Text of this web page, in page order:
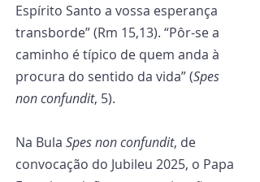
Espírito Santo a vossa esperança
transborde” (Rm 15,13). “Pôr-se a
caminho é típico de quem anda à
procura do sentido da vida” (Spes
non confundit, 5).
Na Bula Spes non confundit, de
convocação do Jubileu 2025, o Papa